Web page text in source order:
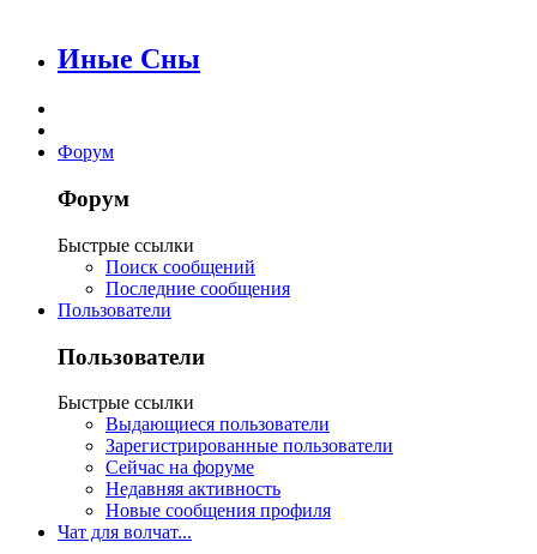
Иные Сны
Форум
Форум
Быстрые ссылки
Поиск сообщений
Последние сообщения
Пользователи
Пользователи
Быстрые ссылки
Выдающиеся пользователи
Зарегистрированные пользователи
Сейчас на форуме
Недавняя активность
Новые сообщения профиля
Чат для волчат...